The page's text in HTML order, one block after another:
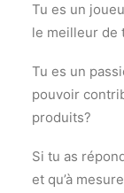
Tu es un
le meilleur de
Tu es un
pouvoir
produits?
Si tu as
et qu’à